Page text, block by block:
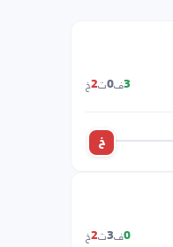
3ف0ت2خ
خ
0ف3ت2خ